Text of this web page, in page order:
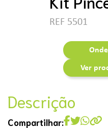
REF 5501
Ver
Descrição
Compartilhar: